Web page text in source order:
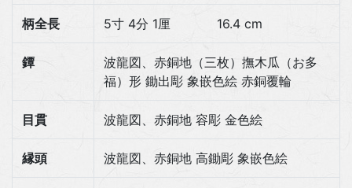
柄全長 5寸 4分 1厘 16.4 cm
鐔
波龍図、赤銅地（三枚）撫木瓜（お多
福）形 鋤出彫 象嵌色絵 赤銅覆輪
目貫 波龍図、赤銅地 容彫 金色絵
縁頭 波龍図、赤銅地 高鋤彫 象嵌色絵